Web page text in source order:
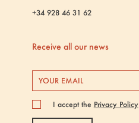
+34 928 46 31 62
Receive all our news
I accept the Privacy Policy